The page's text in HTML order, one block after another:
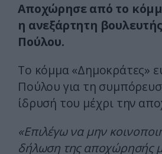
Αποχώρησε από το
η ανεξάρτητη
Πούλου.
Το κόμμα «Δημοκράτες»
Πούλου για τη
ίδρυσή του μέχρι την
«Επιλέγω να μην
δήλωση της αποχώρησής